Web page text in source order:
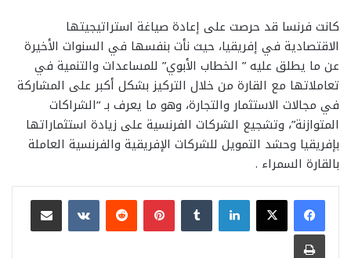
كانت فرنسا قد حرصت على إعادة صياغة استراتيجيتها
الاقتصادية في إفريقيا، حيث نأت بنفسها في السنوات الأخيرة
عن ما يطلق عليه ” الخطاب الأبوي” للمساعدات والتنمية في
تعاملاتها مع القارة من خلال التركيز بشكل أكبر على المشاركة
في مجالات الاستثمار والتجارة، وهو ما يعرف بـ “الشراكات
المتوازنة”، وتشجيع الشركات الفرنسية على زيادة استثماراتها
بإفريقيا وحشد التمويل للشركات الإفريقية والفرنسية العاملة
بالقارة السمراء .
لينكدإن بينتيريست
مشاركة عبر البريد
طباعة